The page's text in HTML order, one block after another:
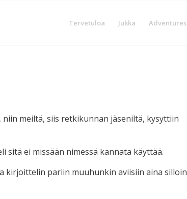
Tervetuloa Jukka Adventures
meiltä, siis retkikunnan jäseniltä, kysyttiin
sitä ei missään nimessä kannata käyttää.
kirjoittelin pariin muuhunkin aviisiin aina silloin